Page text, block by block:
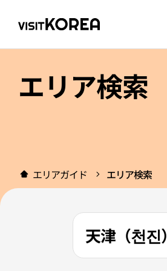
エリア検索
エリアガイド エリア検索
天津（천진）